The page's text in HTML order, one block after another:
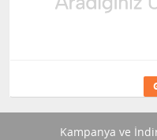
Kampanya ve